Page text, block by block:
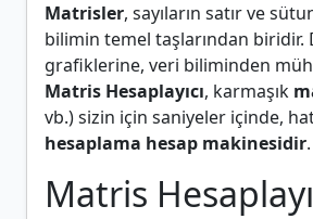
Matrisler, sayıların satır ve
bilimin temel taşlarından
grafiklerine, veri biliminden
Matris Hesaplayıcı, karmaşık
vb.) sizin için saniyeler içinde,
hesaplama hesap makinesidir.
Matris